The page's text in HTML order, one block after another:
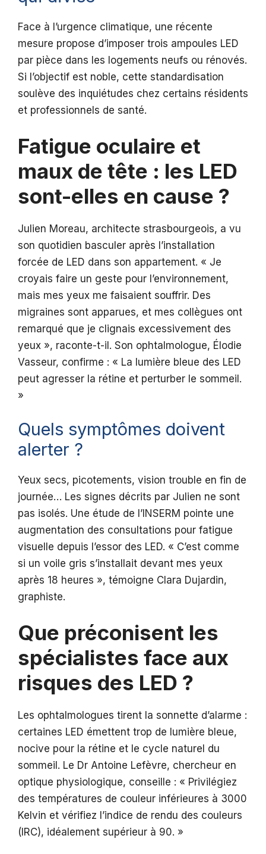
Face à l’urgence climatique, une récente
mesure propose d’imposer trois ampoules LED
par pièce dans les logements neufs ou rénovés.
Si l’objectif est noble, cette standardisation
soulève des inquiétudes chez certains résidents
et professionnels de santé.
Fatigue oculaire et
maux de tête : les LED
sont-elles en cause ?
Julien Moreau, architecte strasbourgeois, a vu
son quotidien basculer après l’installation
forcée de LED dans son appartement. « Je
croyais faire un geste pour l’environnement,
mais mes yeux me faisaient souffrir. Des
migraines sont apparues, et mes collègues ont
remarqué que je clignais excessivement des
yeux », raconte-t-il. Son ophtalmologue, Élodie
Vasseur, confirme : « La lumière bleue des LED
peut agresser la rétine et perturber le sommeil.
»
Quels symptômes doivent
alerter ?
Yeux secs, picotements, vision trouble en fin de
journée… Les signes décrits par Julien ne sont
pas isolés. Une étude de l’INSERM pointe une
augmentation des consultations pour fatigue
visuelle depuis l’essor des LED. « C’est comme
si un voile gris s’installait devant mes yeux
après 18 heures », témoigne Clara Dujardin,
graphiste.
Que préconisent les
spécialistes face aux
risques des LED ?
Les ophtalmologues tirent la sonnette d’alarme :
certaines LED émettent trop de lumière bleue,
nocive pour la rétine et le cycle naturel du
sommeil. Le Dr Antoine Lefèvre, chercheur en
optique physiologique, conseille : « Privilégiez
des températures de couleur inférieures à 3000
Kelvin et vérifiez l’indice de rendu des couleurs
(IRC), idéalement supérieur à 90. »